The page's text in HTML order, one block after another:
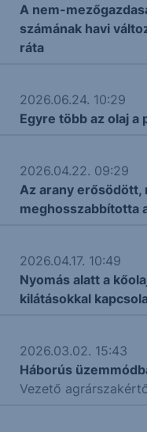
A nem-
számának havi
ráta
2026.06.24. 10:29
Egyre több az olaj a
2026.04.22. 09:29
Az arany erősödött,
meghosszabbította
2026.04.17. 10:49
Nyomás alatt a
kilátásokkal
2026.03.02. 15:43
Háborús
Vezető